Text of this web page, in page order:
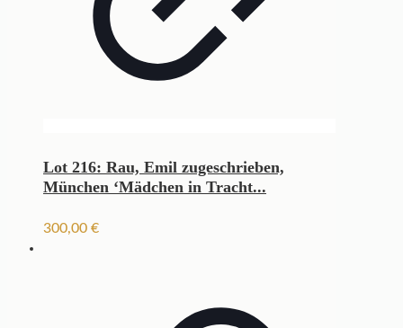
Lot 216: Rau, Emil zugeschrieben,
München ‘Mädchen in Tracht...
300,00 €